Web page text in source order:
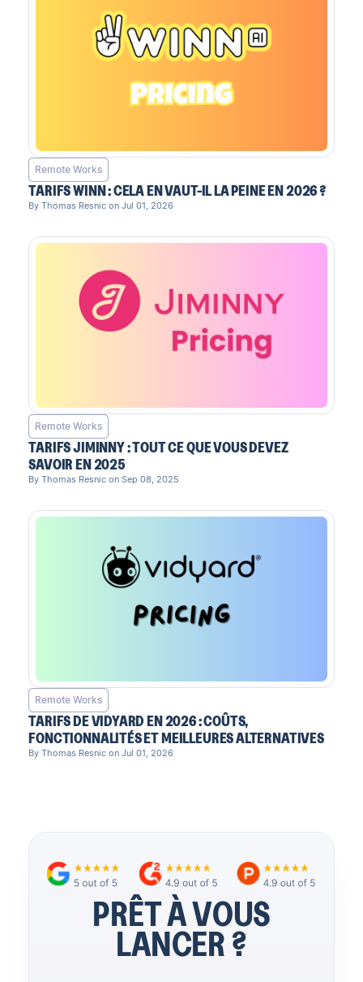
Remote Works
TARIFS WINN : CELA EN VAUT-IL LA PEINE EN 2026 ?
By Thomas Resnic on Jul 01, 2026
Remote Works
TARIFS JIMINNY : TOUT CE QUE VOUS DEVEZ
SAVOIR EN 2025
By Thomas Resnic on Sep 08, 2025
Remote Works
TARIFS DE VIDYARD EN 2026 : COÛTS,
FONCTIONNALITÉS ET MEILLEURES ALTERNATIVES
By Thomas Resnic on Jul 01, 2026
PRÊT À VOUS
LANCER ?